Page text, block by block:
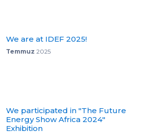
We are at IDEF 2025!
Temmuz 2025
We participated in "The Future
Energy Show Africa 2024"
Exhibition